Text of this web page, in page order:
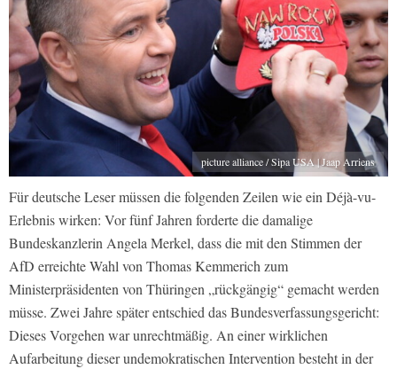
picture alliance / Sipa USA | Jaap Arriens
Für deutsche Leser müssen die folgenden Zeilen wie ein Déjà-vu-
Erlebnis wirken: Vor fünf Jahren forderte die damalige
Bundeskanzlerin Angela Merkel, dass die mit den Stimmen der
AfD erreichte Wahl von Thomas Kemmerich zum
Ministerpräsidenten von Thüringen „rückgängig“ gemacht werden
müsse. Zwei Jahre später entschied das Bundesverfassungsgericht:
Dieses Vorgehen war unrechtmäßig. An einer wirklichen
Aufarbeitung dieser undemokratischen Intervention besteht in der